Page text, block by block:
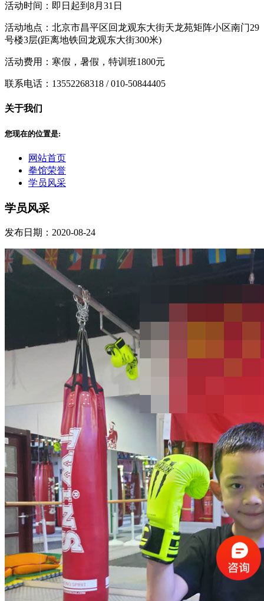
活动时间：即日起到8月31日
活动地点：北京市昌平区回龙观东大街天龙苑矩阵小区南门29
号楼3层(距离地铁回龙观东大街300米)
活动费用：寒假，暑假，特训班1800元
联系电话：13552268318 / 010-50844405
关于我们
您现在的位置是:
网站首页
拳馆荣誉
学员风采
学员风采
发布日期：2020-08-24